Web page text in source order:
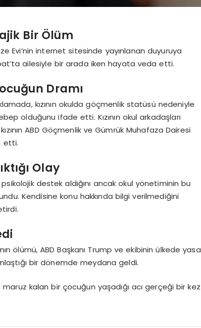
Bir Ölüm
Evi’nin internet sitesinde yayınlanan duyuruya
ailesiyle bir arada iken hayata veda etti.
Dramı
kızının okulda göçmenlik statüsü nedeniyle
olduğunu ifade etti. Kızının okul arkadaşları
ABD Göçmenlik ve Gümrük Muhafaza Dairesi
etti.
Olay
psikolojik destek aldığını ancak okul yönetiminin bu
Kendisine konu hakkında bilgi verilmediğini
ölümü, ABD Başkanı Trump ve ekibinin ülkede yasa
bir dönemde meydana geldi.
kalan bir çocuğun yaşadığı acı gerçeği bir kez